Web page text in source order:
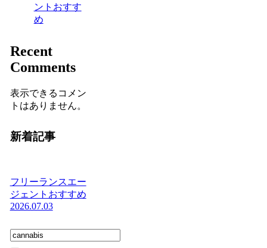
ントおすす
め
Recent
Comments
表示できるコメン
トはありません。
新着記事
フリーランスエー
ジェントおすすめ
2026.07.03